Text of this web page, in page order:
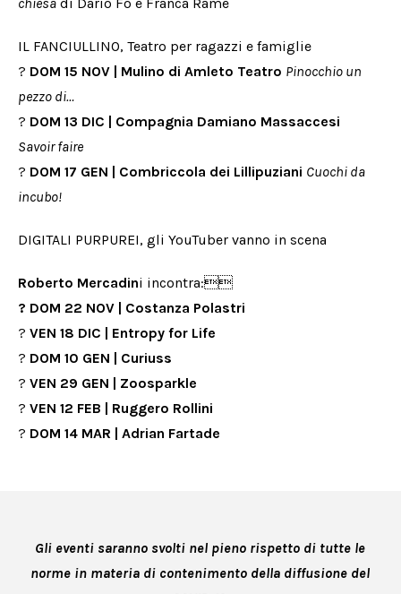
IL FANCIULLINO, Teatro per ragazzi e famiglie
? DOM 15 NOV | Mulino di Amleto Teatro Pinocchio un
pezzo di…
? DOM 13 DIC | Compagnia Damiano Massaccesi
Savoir faire
? DOM 17 GEN | Combriccola dei Lillipuziani Cuochi da
incubo!
DIGITALI PURPUREI, gli YouTuber vanno in scena
Roberto Mercadini incontra:
? DOM 22 NOV
| Costanza Polastri
? VEN 18 DIC | Entropy for Life
? DOM 10 GEN | Curiuss
? VEN 29 GEN | Zoosparkle
? VEN 12 FEB | Ruggero Rollini
? DOM 14 MAR | Adrian Fartade
Gli eventi saranno svolti nel pieno rispetto di tutte le
norme in materia di contenimento della diffusione del